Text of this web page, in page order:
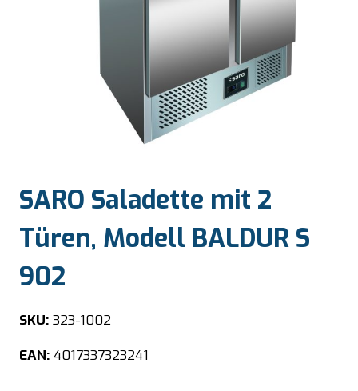
SARO Saladette mit 2
Türen, Modell BALDUR S
902
SKU: 323-1002
EAN: 4017337323241